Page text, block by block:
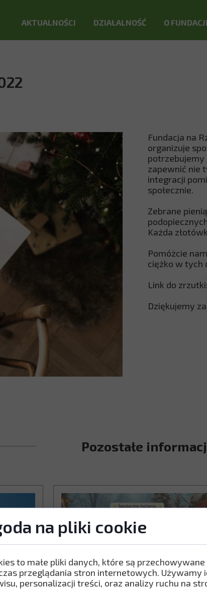
Fundacja na
organizuje
potrzebujemy
zapewnić nie
integracji
społecznie.
Zebrane
Każda
Pomóżcie
ciężko w tych
Link do zrzutki:
Dziękujemy
AKTUALNOŚCI DZIAŁALNOŚĆ O FUNDACJI
Pozostałe
WESOŁYCH ŚWIĄT!
24 grudnia 2025
na pliki cookie
to małe pliki danych, które są
przeglądania stron internetowych. Używamy
personalizacji treści, oraz analizy ruchu na